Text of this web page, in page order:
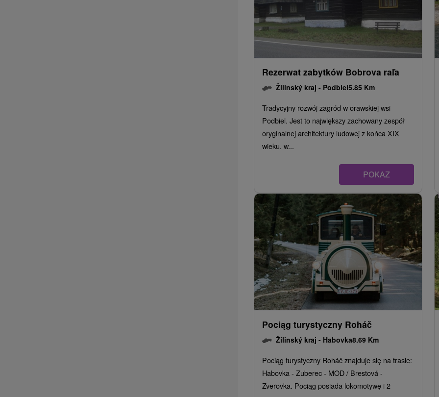
Rezerwat zabytków Bobrova raľa
Žilinský kraj - Podbiel5.85 Km
Tradycyjny rozwój zagród w orawskiej wsi
Podbiel. Jest to największy zachowany zespół
oryginalnej architektury ludowej z końca XIX
wieku. w...
POKAZ
Pociąg turystyczny Roháč
Žilinský kraj - Habovka8.69 Km
Pociąg turystyczny Roháč znajduje się na trasie:
Habovka - Zuberec - MOD / Brestová -
Zverovka. Pociąg posiada lokomotywę i 2